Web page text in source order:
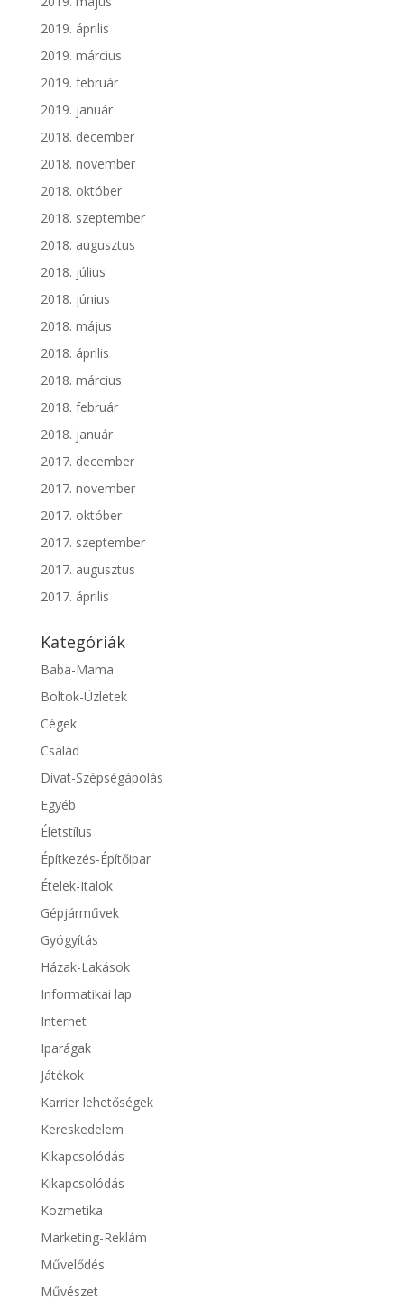
2019. április
2019. március
2019. február
2019. január
2018. december
2018. november
2018. október
2018. szeptember
2018. augusztus
2018. július
2018. június
2018. május
2018. április
2018. március
2018. február
2018. január
2017. december
2017. november
2017. október
2017. szeptember
2017. augusztus
2017. április
Kategóriák
Baba-Mama
Boltok-Üzletek
Cégek
Család
Divat-Szépségápolás
Egyéb
Életstílus
Építkezés-Építőipar
Ételek-Italok
Gépjárművek
Gyógyítás
Házak-Lakások
Informatikai lap
Internet
Iparágak
Játékok
Karrier lehetőségek
Kereskedelem
Kikapcsolódás
Kikapcsolódás
Kozmetika
Marketing-Reklám
Művelődés
Művészet